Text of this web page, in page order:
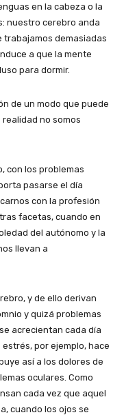
en la cabeza o la
nuestro cerebro anda
trabajamos demasiadas
a que la mente
para dormir.
de un modo que puede
no somos
con los problemas
pasarse el día
con la profesión
facetas, cuando en
del autónomo y la
llevan a
y de ello derivan
y quizá problemas
acrecientan cada día
por ejemplo, hace
así a los dolores de
oculares. Como
cada vez que aquel
cuando los ojos se